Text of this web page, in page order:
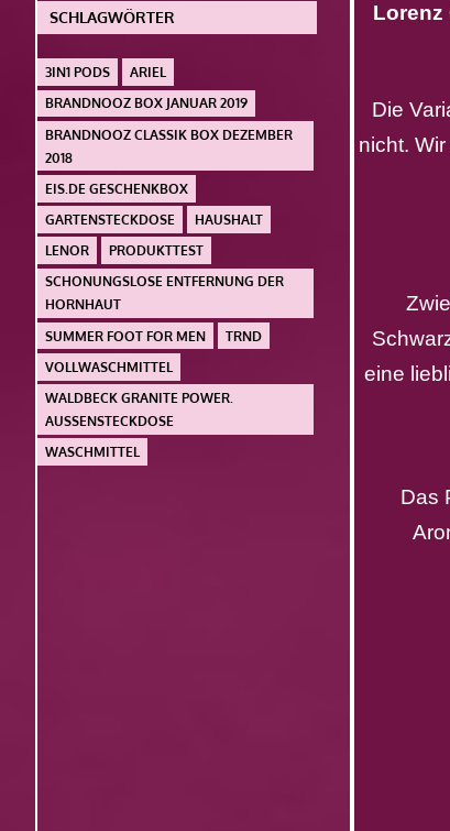
Lorenz
Die
nicht.
eine
Das
SCHLAGWÖRTER
3IN1 PODS
ARIEL
BRANDNOOZ BOX JANUAR 2019
BRANDNOOZ CLASSIK BOX DEZEMBER
2018
EIS.DE GESCHENKBOX
GARTENSTECKDOSE
HAUSHALT
LENOR
PRODUKTTEST
SCHONUNGSLOSE ENTFERNUNG DER
HORNHAUT
SUMMER FOOT FOR MEN
TRND
VOLLWASCHMITTEL
WALDBECK GRANITE POWER.
AUSSENSTECKDOSE
WASCHMITTEL